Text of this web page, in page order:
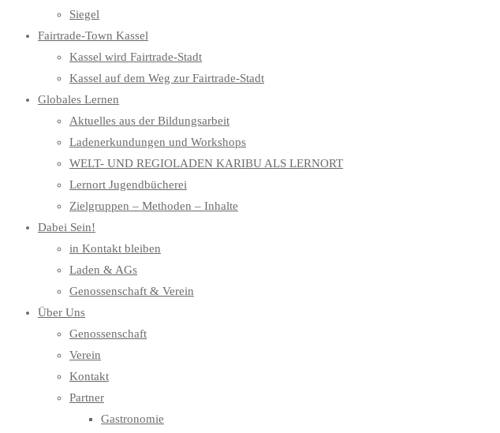
Siegel
Fairtrade-Town Kassel
Kassel wird Fairtrade-Stadt
Kassel auf dem Weg zur Fairtrade-Stadt
Globales Lernen
Aktuelles aus der Bildungsarbeit
Ladenerkundungen und Workshops
WELT- UND REGIOLADEN KARIBU ALS LERNORT
Lernort Jugendbücherei
Zielgruppen – Methoden – Inhalte
Dabei Sein!
in Kontakt bleiben
Laden & AGs
Genossenschaft & Verein
Über Uns
Genossenschaft
Verein
Kontakt
Partner
Gastronomie